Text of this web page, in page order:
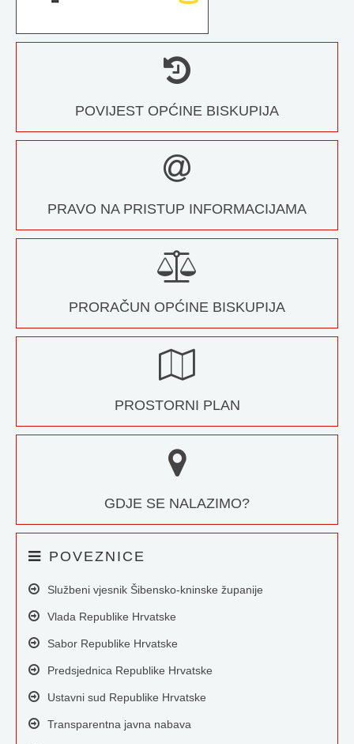
POVIJEST OPĆINE BISKUPIJA
PRAVO NA PRISTUP INFORMACIJAMA
PRORAČUN OPĆINE BISKUPIJA
PROSTORNI PLAN
GDJE SE NALAZIMO?
POVEZNICE
Službeni vjesnik Šibensko-kninske županije
Vlada Republike Hrvatske
Sabor Republike Hrvatske
Predsjednica Republike Hrvatske
Ustavni sud Republike Hrvatske
Transparentna javna nabava